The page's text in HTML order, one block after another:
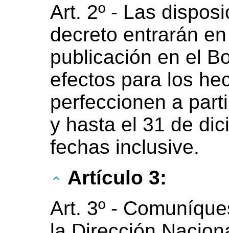
Art. 2º - Las
decreto entrarán
publicación en el
efectos para los
perfeccionen a
y hasta el 31 de
fechas inclusive.
Artículo 3:
Art. 3º -